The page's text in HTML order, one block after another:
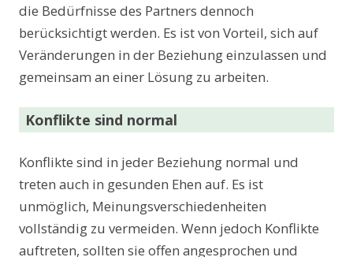
die Bedürfnisse des Partners dennoch
berücksichtigt werden. Es ist von Vorteil, sich auf
Veränderungen in der Beziehung einzulassen und
gemeinsam an einer Lösung zu arbeiten.
Konflikte sind normal
Konflikte sind in jeder Beziehung normal und
treten auch in gesunden Ehen auf. Es ist
unmöglich, Meinungsverschiedenheiten
vollständig zu vermeiden. Wenn jedoch Konflikte
auftreten, sollten sie offen angesprochen und